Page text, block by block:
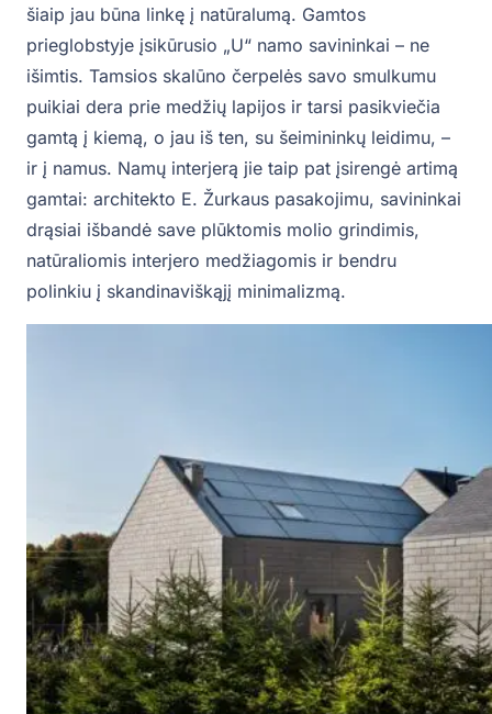
šiaip jau būna linkę į natūralumą. Gamtos
prieglobstyje įsikūrusio „U“ namo savininkai – ne
išimtis. Tamsios skalūno čerpelės savo smulkumu
puikiai dera prie medžių lapijos ir tarsi pasikviečia
gamtą į kiemą, o jau iš ten, su šeimininkų leidimu, –
ir į namus. Namų interjerą jie taip pat įsirengė artimą
gamtai: architekto E. Žurkaus pasakojimu, savininkai
drąsiai išbandė save plūktomis molio grindimis,
natūraliomis interjero medžiagomis ir bendru
polinkiu į skandinaviškąjį minimalizmą.